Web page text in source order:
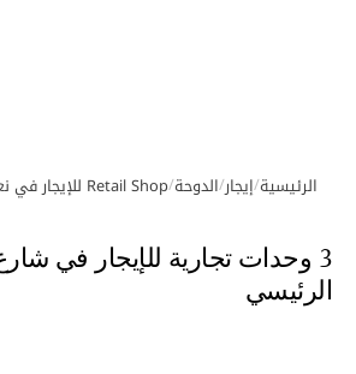
معرض الصور
الرئيسية/إيجار/الدوحة/Retail Shop للإيجار في نعيجة
3 وحدات تجارية للإيجار في
الرئيسي